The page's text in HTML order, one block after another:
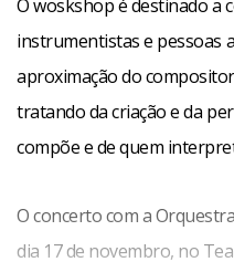
O woskshop é destinado a
instrumentistas e pessoas
aproximação do
tratando da criação e da
compõe e de quem
O concerto com a
dia 17 de novembro, no